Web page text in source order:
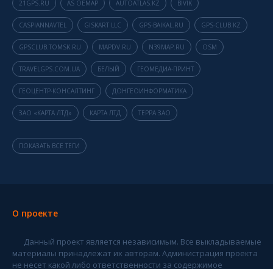
21GPS.RU AS OEMAP AUTOATLAS.KZ BIVIK
CASPIANNAVTEL GISKART LLC GPS-BAIKAL.RU GPS-CLUB.KZ
GPSCLUB.TOMSK.RU MAPDV.RU N39MAP.RU OSM
TRAVELGPS.COM.UA БЕЛЫЙ ГЕОМЕДИА-ПРИНТ
ГЕОЦЕНТР-КОНСАЛТИНГ ДОНГЕОИНФОРМАТИКА
ЗАО «КАРТА ЛТД» КАРТА ЛТД ТЕРРА ЗАО
ПОКАЗАТЬ ВСЕ ТЕГИ
О проекте
Данный проект является независимым. Все выкладываемые
материалы принадлежат их авторам. Администрация проекта
не несет какой либо ответственности за содержимое